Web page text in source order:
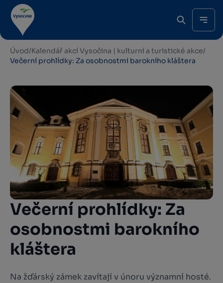
Úvod/Kalendář akcí Vysočina | kulturní a turistické akce/
Večerní prohlídky: Za osobnostmi barokního kláštera
Večerní prohlídky: Za
osobnostmi barokního
kláštera
Na žďárský zámek zavítají v únoru významní hosté.